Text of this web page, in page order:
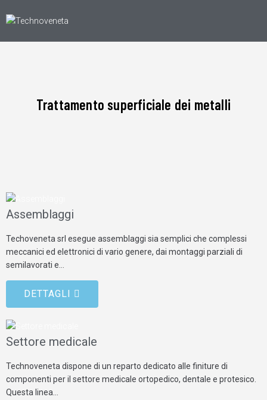
Trattamento superficiale dei metalli
Assemblaggi
Techoveneta srl esegue assemblaggi sia semplici che complessi
meccanici ed elettronici di vario genere, dai montaggi parziali di
semilavorati e…
DETTAGLI
Settore medicale
Technoveneta dispone di un reparto dedicato alle finiture di
componenti per il settore medicale ortopedico, dentale e protesico.
Questa linea…